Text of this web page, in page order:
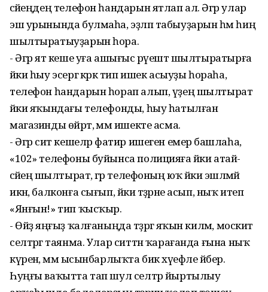
әсәйеңдең телефон һандарын ятлап ал. Әгәр улар
эш урынында булмаһа, эҙләп табыуҙарын һәм һиңә
шылтыратыуҙарын һора.
- Әгәр ят кеше уға ашығыс рәүештә шылтыратырға
йәки һыу эсергә кәрәк тип ишек асыуҙы һораһа,
телефон һандарын һорап алып, үҙең шылтырат
йәки яҡындағы телефонды, һыу һатылған
магазинды өйрәт, әммә ишекте асма.
- Әгәр сит кешеләр фатир ишеген емерә башлаһа,
«102» телефоны буйынса полицияға йәки атай-
әсәйеңә шылтырат, әгәр телефоның юҡ йәки эшләмәй
икән, балконға сығып, йәки тәҙрәне асып, ныҡ итеп
«Янғын!» тип ҡысҡыр.
- Өйҙә яңғыҙ ҡалғаныңда тәҙрәгә яҡын килмә, москит
селтәргә таянма. Улар ситтән ҡарағанда ғына ныҡ
күренә, әммә ысынбарлыҡта бик хәүефле әйбер.
Һуңғы ваҡытта тап шул селтәр йыртылыу